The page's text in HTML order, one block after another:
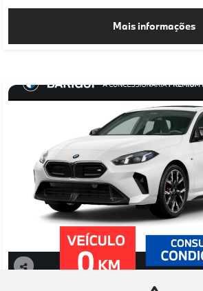
Mais informações